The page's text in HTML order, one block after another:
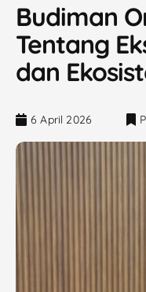
Budiman
Tentang
dan
6 April 2026